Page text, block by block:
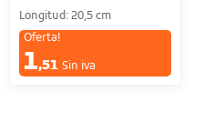
Longitud: 20,5 cm
Oferta!
1,51 Sin iva